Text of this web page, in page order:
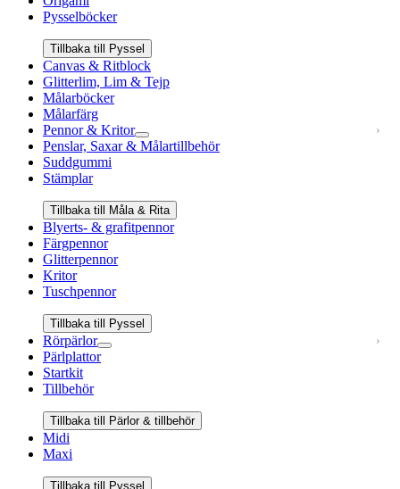
Pysselböcker
Tillbaka till Pyssel
Canvas & Ritblock
Glitterlim, Lim & Tejp
Målarböcker
Målarfärg
Pennor & Kritor
Penslar, Saxar & Målartillbehör
Suddgummi
Stämplar
Tillbaka till Måla & Rita
Blyerts- & grafitpennor
Färgpennor
Glitterpennor
Kritor
Tuschpennor
Tillbaka till Pyssel
Rörpärlor
Pärlplattor
Startkit
Tillbehör
Tillbaka till Pärlor & tillbehör
Midi
Maxi
Tillbaka till Pyssel